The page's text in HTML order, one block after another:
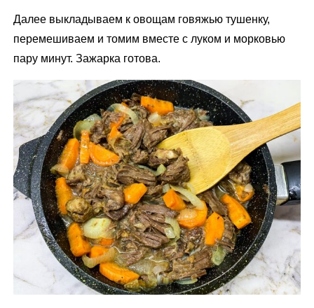
Далее выкладываем к овощам говяжью тушенку,
перемешиваем и томим вместе с луком и морковью
пару минут. Зажарка готова.